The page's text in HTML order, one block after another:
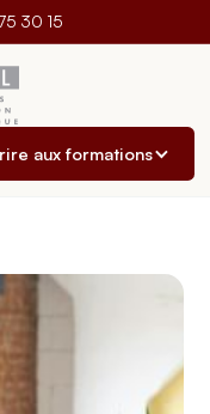
30 15
aux formations